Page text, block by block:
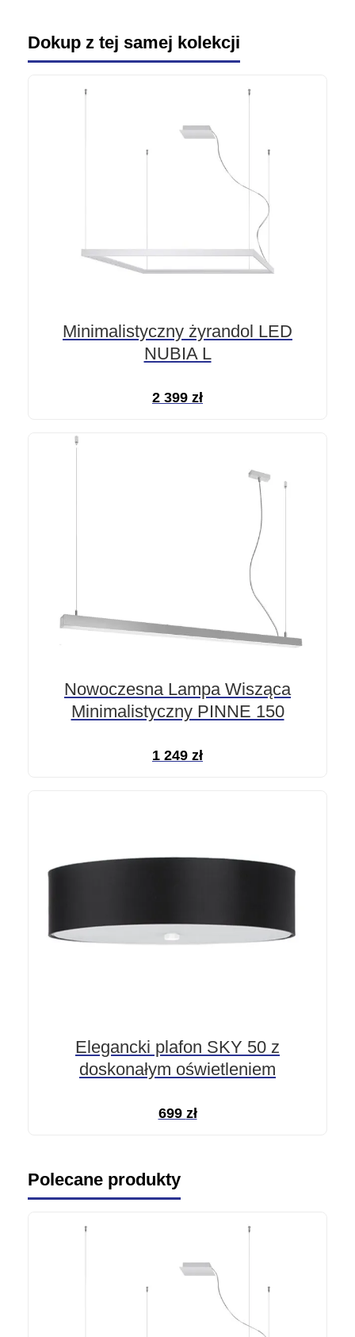
Dokup z tej samej kolekcji
Minimalistyczny żyrandol LED
NUBIA L
2 399 zł
Nowoczesna Lampa Wisząca
Minimalistyczny PINNE 150
1 249 zł
Elegancki plafon SKY 50 z
doskonałym oświetleniem
699 zł
Polecane produkty